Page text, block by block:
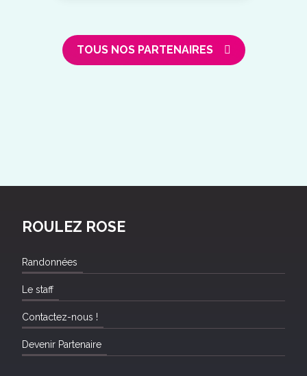
TOUS NOS PARTENAIRES
ROULEZ ROSE
Randonnées
Le staff
Contactez-nous !
Devenir Partenaire